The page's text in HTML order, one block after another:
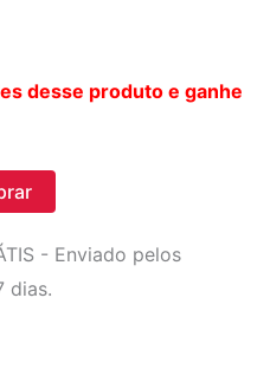
desse produto e ganhe
- Enviado pelos
dias.